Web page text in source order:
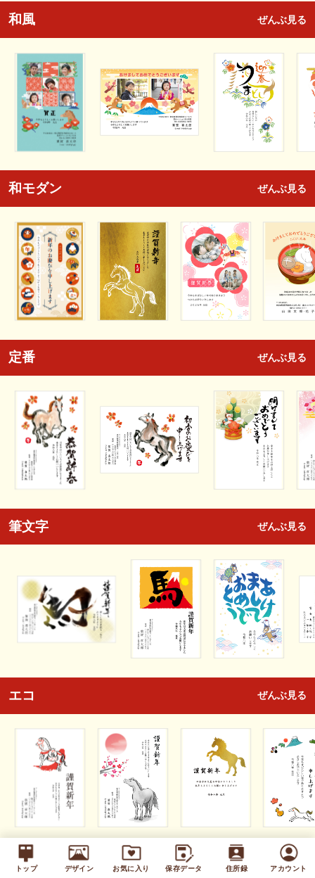
トップ デザイン お気に入り 保存データ 住所録 アカウント
和風 ぜんぶ見る
和モダン ぜんぶ見る
定番 ぜんぶ見る
筆文字 ぜんぶ見る
エコ ぜんぶ見る
キッズ ぜんぶ見る